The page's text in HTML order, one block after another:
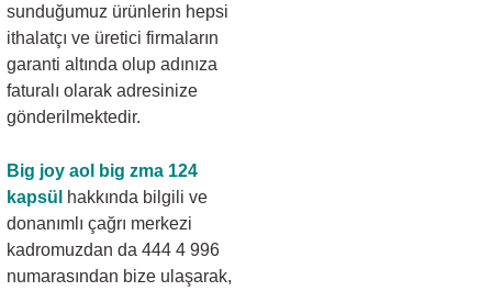
sunduğumuz ürünlerin hepsi
ithalatçı ve üretici firmaların
garanti altında olup adınıza
faturalı olarak adresinize
gönderilmektedir.
Big joy aol big zma 124
kapsül
hakkında bilgili ve
donanımlı çağrı merkezi
kadromuzdan da 444 4 996
numarasından bize ulaşarak,